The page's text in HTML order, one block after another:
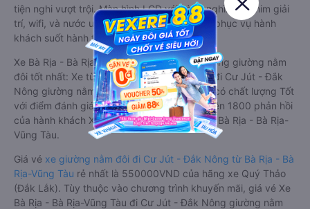
tiện nghi vượt trội. Màn hình LCD với hàng nghìn bộ phim giải
trí, wifi, và nước uống và chăn đắp miễn phí phục vụ hành
khách suốt hành trình.
Xe Bà Rịa - Bà Rịa-Vũng Tàu Cư Jút - Đắk Nông giường nằm
đôi tốt nhất: Xe từ Bà Rịa - Bà Rịa-Vũng Tàu đi Cư Jút - Đắk
Nông giường nằm đôi được đánh giá chung có chất lượng Tốt
với điểm đánh giá trung bình từ 4.4/5 dựa trên 1800 phản hồi
của hành khách Xe về Cư Jút - Đắk Nông từ Bà Rịa - Bà Rịa-
Vũng Tàu.
Giá vé xe giường nằm đôi đi Cư Jút - Đắk Nông từ Bà Rịa - Bà
Rịa-Vũng Tàu rẻ nhất là 550000VND của hãng xe Quý Thảo
(Đắk Lắk). Tùy thuộc vào chương trình khuyến mãi, giá vé Xe
Bà Rịa - Bà Rịa-Vũng Tàu đi Cư Jút - Đắk Nông giường nằm